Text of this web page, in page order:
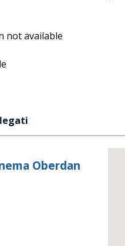
del Pueblo, prima
not available
Oberdan